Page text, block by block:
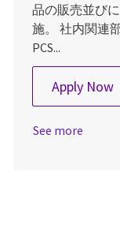
品の販売並び
施。 社内関連
PCS...
Apply Now
See more